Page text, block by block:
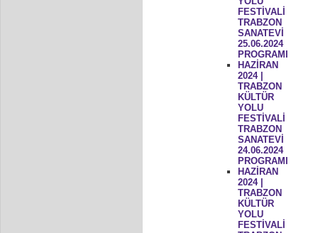
FESTİVALİ
TRABZON
SANATEVİ
25.06.2024
PROGRAMI
HAZİRAN
2024 |
TRABZON
KÜLTÜR
YOLU
FESTİVALİ
TRABZON
SANATEVİ
24.06.2024
PROGRAMI
HAZİRAN
2024 |
TRABZON
KÜLTÜR
YOLU
FESTİVALİ